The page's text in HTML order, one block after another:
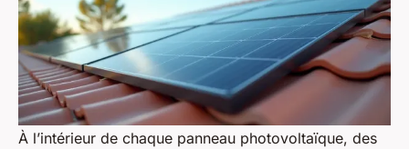
À l’intérieur de chaque panneau photovoltaïque, des